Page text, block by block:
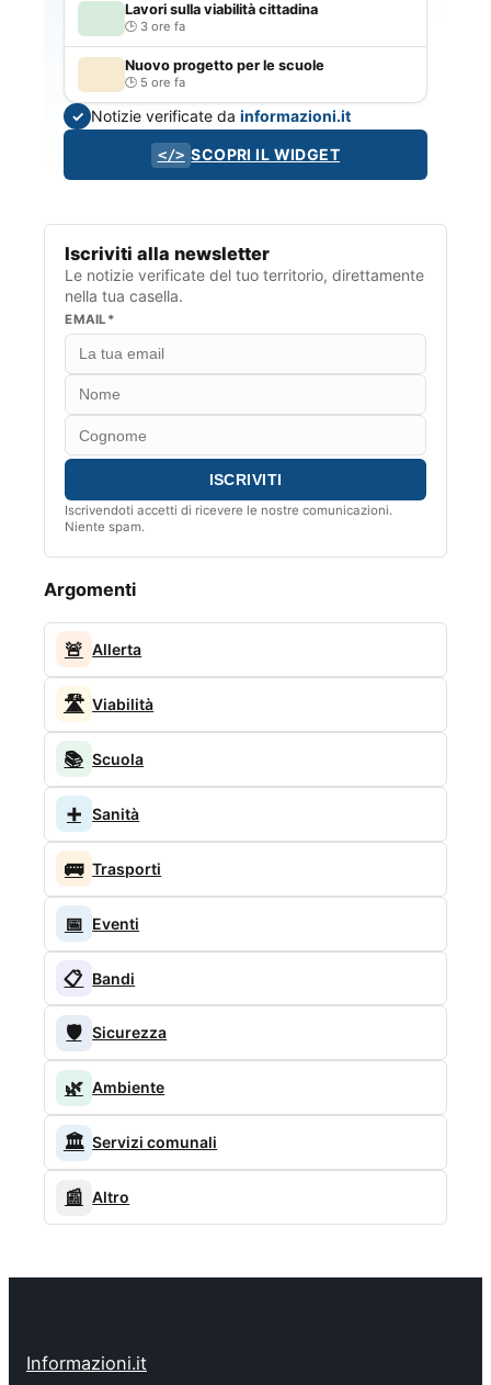
Lavori sulla viabilità cittadina
3 ore fa
Nuovo progetto per le scuole
5 ore fa
✓ Notizie verificate dainformazioni.it
</> SCOPRI IL WIDGET
Iscriviti alla newsletter
Le notizie verificate del tuo territorio, direttamente
nella tua casella.
EMAIL*
Iscrivendoti accetti di ricevere le nostre comunicazioni.
Niente spam.
Argomenti
🚨 Allerta
🛣️ Viabilità
📚 Scuola
➕ Sanità
🚌 Trasporti
📅 Eventi
📋 Bandi
🛡️ Sicurezza
🌿 Ambiente
🏛️ Servizi comunali
📰 Altro
Informazioni.it